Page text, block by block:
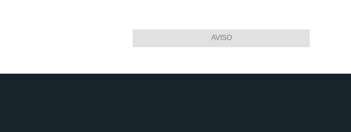
AVISO